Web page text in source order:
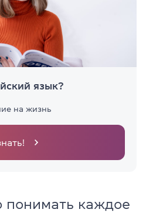
язык?
на жизнь
каждое